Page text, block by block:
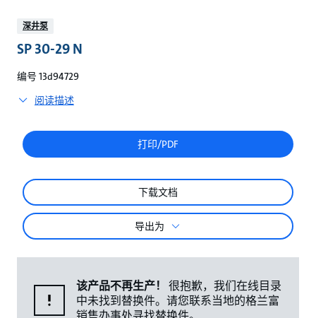
较
深井泵
SP 30-29 N
编号 13d94729
阅读描述
打印/PDF
下载文档
导出为
该产品不再生产！
很抱歉，我们在线目录
中未找到替换件。请您联系当地的格兰富